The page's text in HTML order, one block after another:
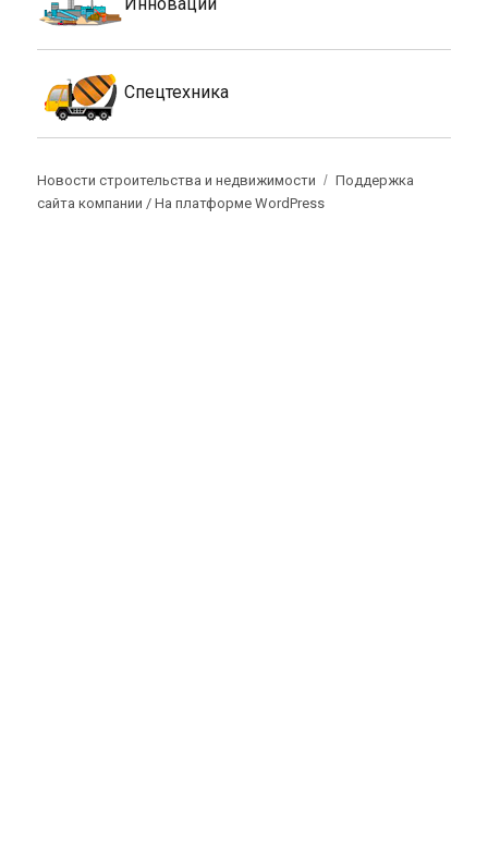
Спецтехника
Новости строительства и недвижимости
Поддержка
сайта компании /На платформе WordPress